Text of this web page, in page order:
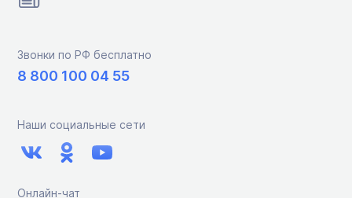
Звонки по РФ бесплатно
8 800 100 04 55
Наши социальные сети
Онлайн-чат